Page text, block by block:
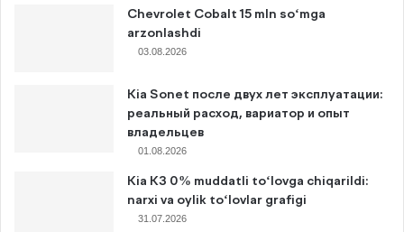
Chevrolet Cobalt 15 mln so‘mga
arzonlashdi
03.08.2026
Kia Sonet после двух лет эксплуатации:
реальный расход, вариатор и опыт
владельцев
01.08.2026
Kia K3 0% muddatli to‘lovga chiqarildi:
narxi va oylik to‘lovlar grafigi
31.07.2026